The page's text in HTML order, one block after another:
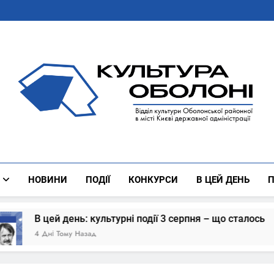
Культура Оболоні
НОВИНИ ПОДІЇ КОНКУРСИ В ЦЕЙ ДЕНЬ
день: культурні події 3 серпня – що сталось
Назад